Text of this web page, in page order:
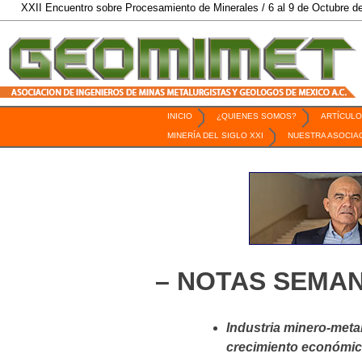
sobre Procesamiento de Minerales / 6 al 9 de Octubre de 2026 / San
INICIO ¿QUIENES SOMOS?
MINERÍA DEL SIGLO XXI NUESTRA
– NOTAS
Industria minero-
crecimiento